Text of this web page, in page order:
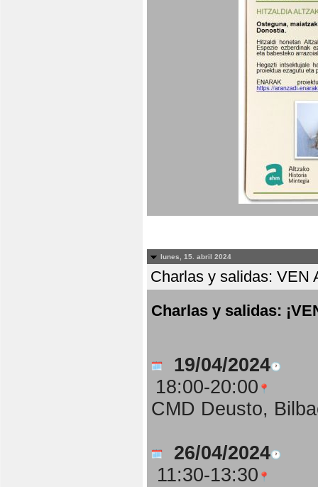
lunes, 15. abril 2024
Charlas y salidas: VEN
Charlas y salidas:
19/04/2024
18:00-20:00
CMD Deusto,
26/04/2024
11:30-13:30